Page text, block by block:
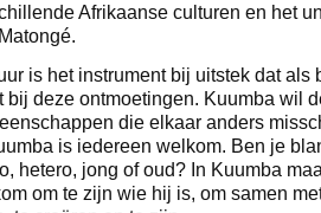
Afrikaanse culturen en het
is het instrument bij uitstek dat als
bij deze ontmoetingen. Kuumba wil
die elkaar anders
is iedereen welkom. Ben je
hetero, jong of oud? In Kuumba
om te zijn wie hij is, om samen